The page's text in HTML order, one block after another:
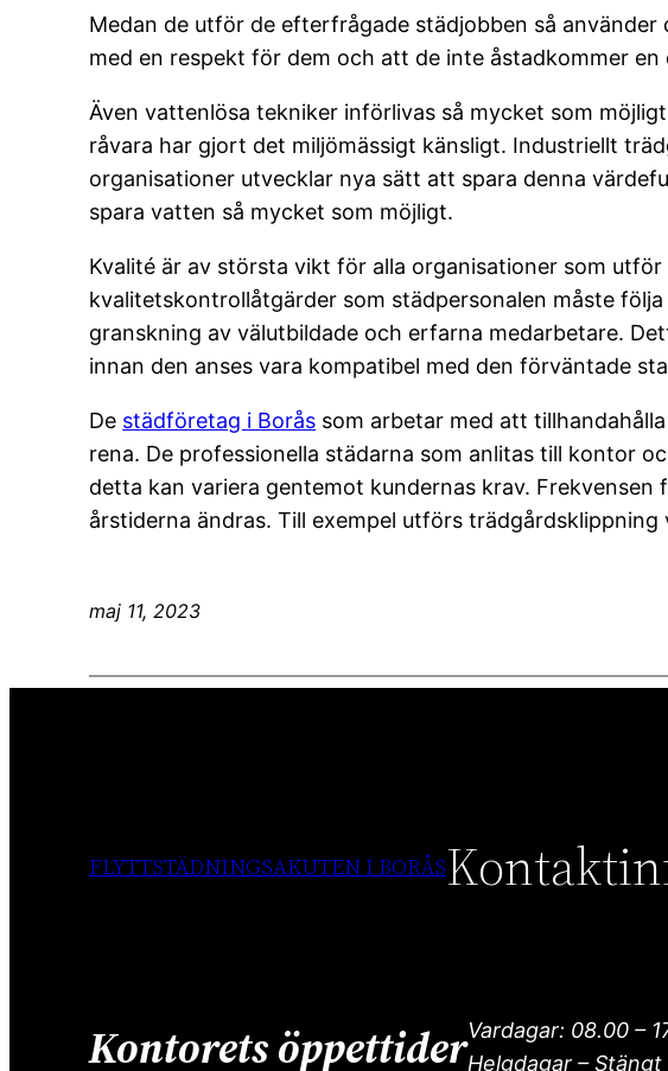
Medan de utför de efterfrågade städjobben så
med en respekt för dem och att de inte åstadkommer
Även vattenlösa tekniker införlivas så mycket som
råvara har gjort det miljömässigt känsligt. Industriellt
organisationer utvecklar nya sätt att spara denna
spara vatten så mycket som möjligt.
Kvalité är av största vikt för alla organisationer som
kvalitetskontrollåtgärder som städpersonalen måste
granskning av välutbildade och erfarna medarbetare.
innan den anses vara kompatibel med den förväntade
De städföretag i Borås som arbetar med att
rena. De professionella städarna som anlitas till kontor
detta kan variera gentemot kundernas krav.
årstiderna ändras. Till exempel utförs
maj 11, 2023
FLYTTSTÄDNINGSAKUTEN I BORÅS
Kontorets öppettiderVardagar: 08.00 –
Helgdagar – Stängt